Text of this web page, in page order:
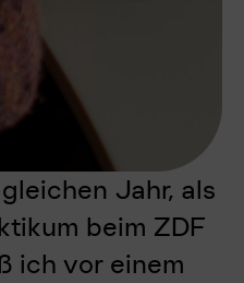
Jahr, als
beim ZDF
ich vor einem